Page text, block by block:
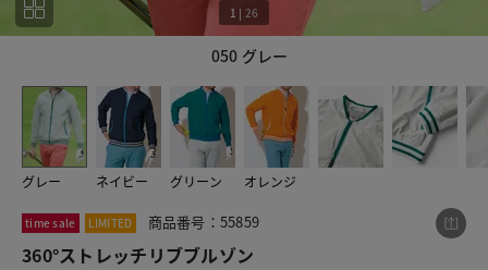
050 グレー
1 | 26
グレー ネイビー グリーン オレンジ
1
time sale LIMITED 商品番号：55859
360°ストレッチリブブルゾン
この商品をシェアする
360°ストレッチリブブルゾン